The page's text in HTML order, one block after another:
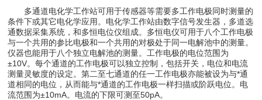
多通道电化学工作站可用于传感器等需要多工作电极同时测量的
条件下或其它电化学应用。电化学工作站由数字信号发生器，多道选
通数据采集系统，和多恒电位仪组成。多恒电仪可用于八个工作电极
与一个共用的参比电极和一个共用的对极处于同一电解池中的测量。
仪器也能用于八个独立电解池的测量。工作电极的电位范围为
±10V。每个通道的工作电极可以独立控制，包括开关，电位和电流
测量灵敏度的设定。第二至七通道的任一工作电极亦能被设为与*通
道相同的电位，从而能与*通道的工作电极一样扫描或阶跃电位。电
流范围为±10mA。电流的下限可测至50pA。